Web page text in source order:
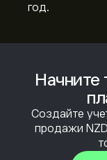
Начните
Создайте
продажи
год.